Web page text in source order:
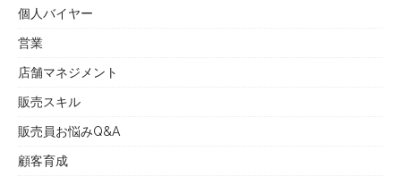
個人バイヤー
営業
店舗マネジメント
販売スキル
販売員お悩みQ&A
顧客育成